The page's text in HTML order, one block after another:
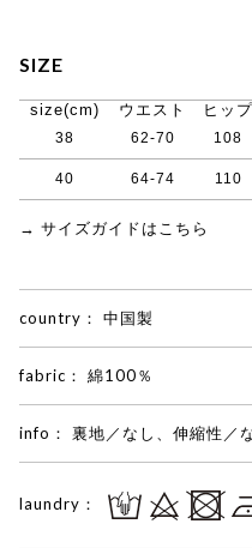
SIZE
size(cm) ウエスト ヒップ
38 62-70 108
40 64-74 110
→ サイズガイドはこちら
country： 中国製
fabric： 綿100％
info： 裏地／なし、伸縮性／
laundry：